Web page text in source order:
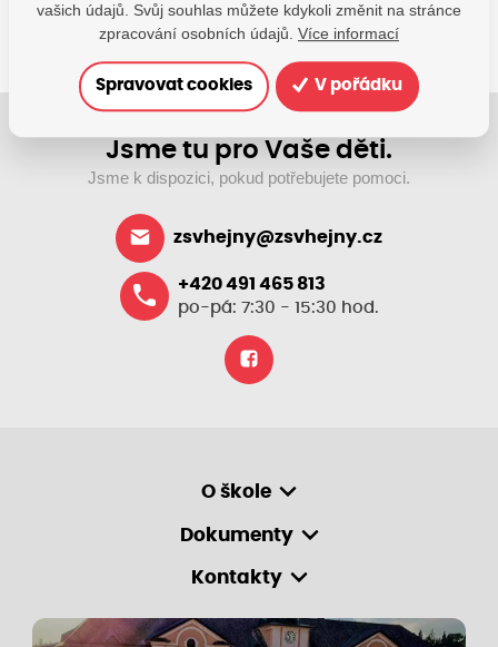
Jsme tu pro Vaše děti.
Jsme k dispozici, pokud potřebujete pomoci.
zsvhejny@zsvhejny.cz
+420 491 465 813
po-pá: 7:30 - 15:30 hod.
O škole
Dokumenty
Kontakty
vašich údajů. Svůj souhlas můžete kdykoli změnit na stránce
zpracování osobních údajů. Více informací
Spravovat cookies V pořádku